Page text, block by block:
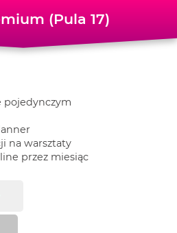
(Pula 17)
pojedynczym
na warsztaty
przez miesiąc